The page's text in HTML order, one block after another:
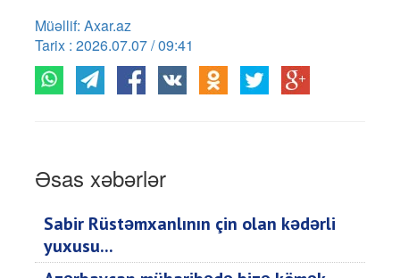
Müəllif: Axar.az
Tarix : 2026.07.07 / 09:41
Əsas xəbərlər
Sabir Rüstəmxanlının çin olan kədərli
yuxusu...